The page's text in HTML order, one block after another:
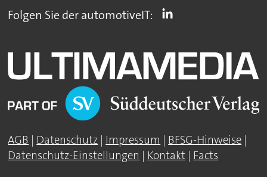
Folgen Sie der automotiveIT:
AGB | Datenschutz | Impressum | BFSG-Hinweise |
Datenschutz-Einstellungen | Kontakt | Facts